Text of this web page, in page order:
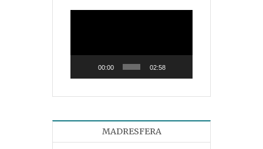
00:00 02:58
MADRESFERA